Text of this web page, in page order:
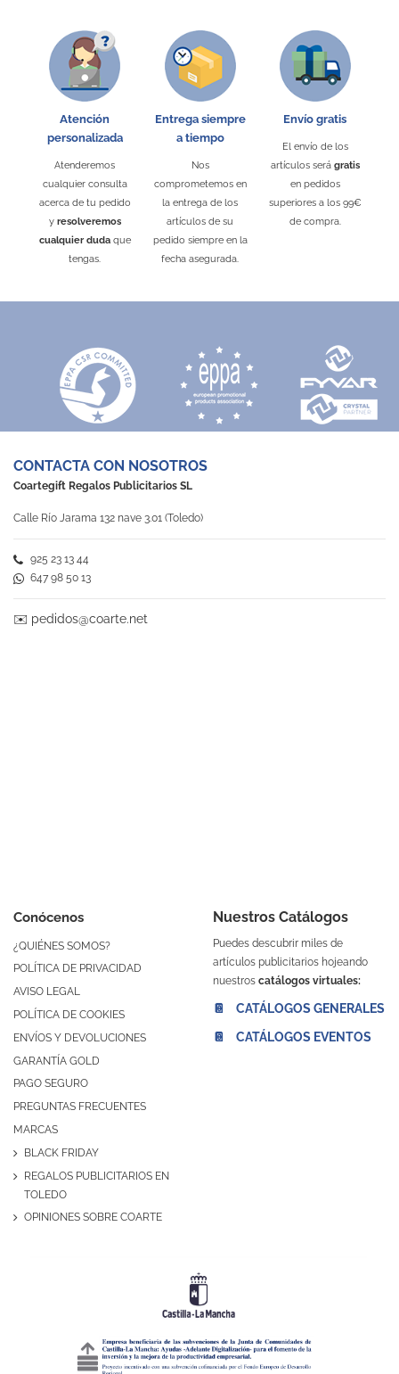
Atención
personalizada
Atenderemos
cualquier consulta
acerca de tu pedido
y resolveremos
cualquier dudaque
tengas.
Entrega siempre
a tiempo
Nos
comprometemos en
la entrega de los
artículos de su
pedido siempre en la
fecha asegurada.
Envío gratis
El envío de los
artículos será gratis
en pedidos
superiores a los 99€
de compra.
Conócenos
¿QUIÉNES SOMOS?
POLÍTICA DE PRIVACIDAD
AVISO LEGAL
POLÍTICA DE COOKIES
ENVÍOS Y DEVOLUCIONES
GARANTÍA GOLD
PAGO SEGURO
PREGUNTAS FRECUENTES
MARCAS
BLACK FRIDAY
REGALOS PUBLICITARIOS EN
TOLEDO
OPINIONES SOBRE COARTE
Nuestros Catálogos
Puedes descubrir miles de
artículos publicitarios hojeando
nuestros catálogos virtuales:
📔 CATÁLOGOS GENERALES
📔 CATÁLOGOS EVENTOS
CONTACTA CON NOSOTROS
Coartegift Regalos Publicitarios SL
Calle Río Jarama 132 nave 3.01 (Toledo)
925 23 13 44
647 98 50 13
✉️ pedidos@coarte.net